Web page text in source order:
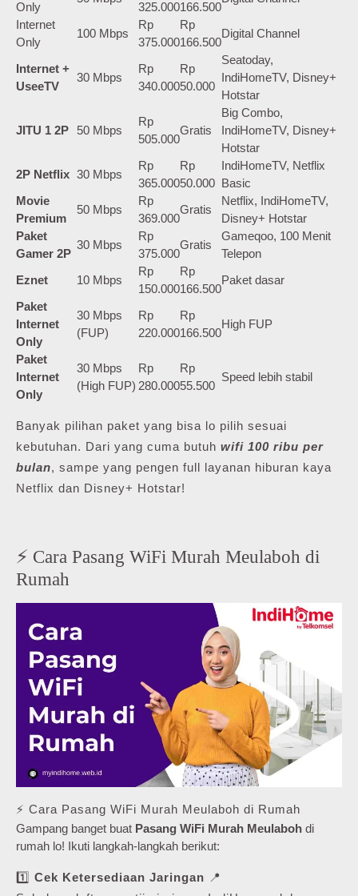
Only
325.000166.500
Internet
Only
100 Mbps
Rp
375.000
Rp
166.500
Digital Channel
Internet +
UseeTV
30 Mbps
Rp
340.000
Rp
50.000
Seatoday,
IndiHomeTV, Disney+
Hotstar
JITU 1 2P 50 Mbps
Rp
505.000
Gratis
Big Combo,
IndiHomeTV, Disney+
Hotstar
2P Netflix 30 Mbps
Rp
365.000
Rp
50.000
IndiHomeTV, Netflix
Basic
Movie
Premium
50 Mbps
Rp
369.000
Gratis
Netflix, IndiHomeTV,
Disney+ Hotstar
Paket
Gamer 2P
30 Mbps
Rp
375.000
Gratis
Gameqoo, 100 Menit
Telepon
Eznet
10 Mbps
Rp
150.000
Rp
166.500
Paket dasar
Paket
Internet
Only
30 Mbps
(FUP)
Rp
220.000
Rp
166.500
High FUP
Paket
Internet
Only
30 Mbps
(High FUP)
Rp
280.000
Rp
55.500
Speed lebih stabil
Banyak pilihan paket yang bisa lo pilih sesuai
kebutuhan. Dari yang cuma butuh wifi 100 ribu per
bulan, sampe yang pengen full layanan hiburan kaya
Netflix dan Disney+ Hotstar!
⚡ Cara Pasang WiFi Murah Meulaboh di
Rumah
⚡ Cara Pasang WiFi Murah Meulaboh di Rumah
Gampang banget buat Pasang WiFi Murah Meulaboh di
rumah lo! Ikuti langkah-langkah berikut:
1️⃣ Cek Ketersediaan Jaringan 📍